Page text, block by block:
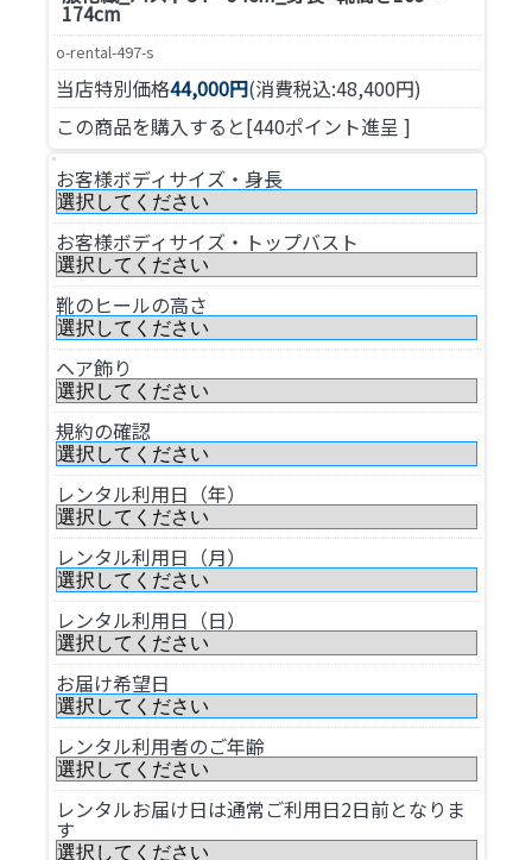
174cm
o-rental-497-s
当店特別価格44,000円(消費税込:48,400円)
この商品を購入すると[440ポイント進呈 ]
お客様ボディサイズ・身長
お客様ボディサイズ・トップバスト
靴のヒールの高さ
ヘア飾り
規約の確認
レンタル利用日（年）
レンタル利用日（月）
レンタル利用日（日）
お届け希望日
レンタル利用者のご年齢
レンタルお届け日は通常ご利用日2日前となりま
す